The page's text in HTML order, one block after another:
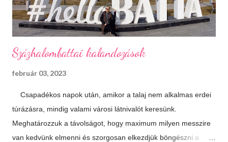
Isteni sütemények Diós, mákos, túrós, lekváro...
Százhalombattai kalandozások
február 03, 2023
Csapadékos napok után, amikor a talaj nem alkalmas erdei
túrázásra, mindig valami városi látnivalót keresünk.
Meghatározzuk a távolságot, hogy maximum milyen messzire
van kedvünk elmenni és szorgosan elkezdjük böngészni a